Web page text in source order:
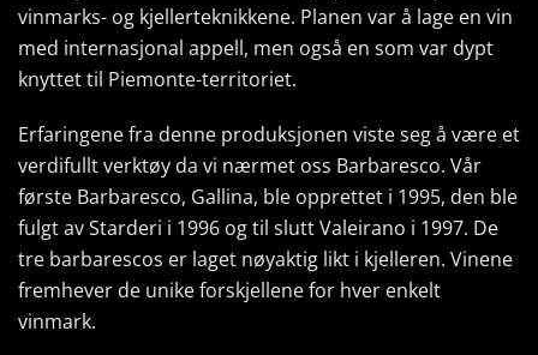
vinmarks- og kjellerteknikkene. Planen var å lage en vin
med internasjonal appell, men også en som var dypt
knyttet til Piemonte-territoriet.
Erfaringene fra denne produksjonen viste seg å være et
verdifullt verktøy da vi nærmet oss Barbaresco. Vår
første Barbaresco, Gallina, ble opprettet i 1995, den ble
fulgt av Starderi i 1996 og til slutt Valeirano i 1997. De
tre barbarescos er laget nøyaktig likt i kjelleren. Vinene
fremhever de unike forskjellene for hver enkelt
vinmark.